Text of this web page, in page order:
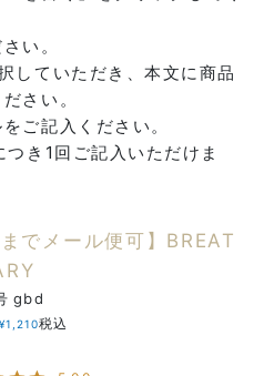
い。
していただき、本文に商品
さい。
ご記入ください。
き1回ご記入いただけま
までメール便可】BREAT
gbd
¥1,210税込